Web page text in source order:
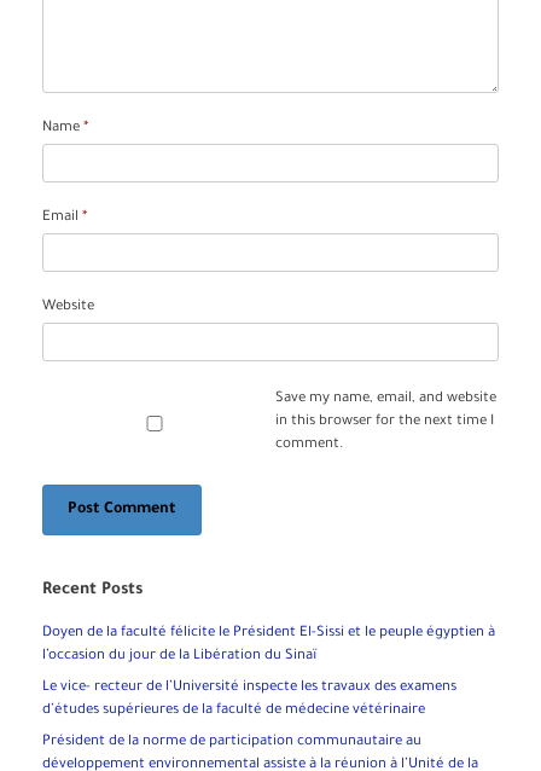
Name *
Email *
Website
Save my name, email, and website
in this browser for the next time I
comment.
Recent Posts
Doyen de la faculté félicite le Président El-Sissi et le peuple égyptien à
l’occasion du jour de la Libération du Sinaï
Le vice- recteur de l’Université inspecte les travaux des examens
d’études supérieures de la faculté de médecine vétérinaire
Président de la norme de participation communautaire au
développement environnemental assiste à la réunion à l’Unité de la